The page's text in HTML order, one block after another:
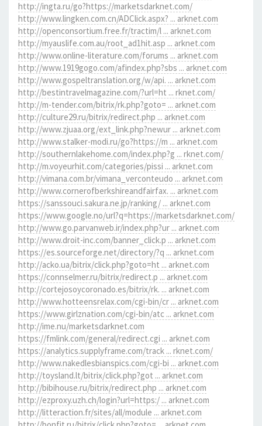
http://ingta.ru/go?https://marketsdarknet.com/
http://www.lingken.com.cn/ADClick.aspx? ... arknet.com
http://openconsortium.free.fr/tractim/l ... arknet.com
http://myauslife.com.au/root_ad1hit.asp ... arknet.com
http://www.online-literature.com/forums ... arknet.com
http://www.1919gogo.com/afindex.php?sbs ... arknet.com
http://www.gospeltranslation.org/w/api. ... arknet.com
http://bestintravelmagazine.com/?url=ht ... rknet.com/
http://m-tender.com/bitrix/rk.php?goto= ... arknet.com
http://culture29.ru/bitrix/redirect.php ... arknet.com
http://www.zjuaa.org/ext_link.php?newur ... arknet.com
http://www.stalker-modi.ru/go?https://m ... arknet.com
http://southernlakehome.com/index.php?g ... rknet.com/
http://m.voyeurhit.com/categories/pissi ... arknet.com
http://vimana.com.br/vimana_verconteudo ... arknet.com
http://www.cornerofberkshireandfairfax. ... arknet.com
https://sanssouci.sakura.ne.jp/ranking/ ... arknet.com
https://www.google.no/url?q=https://marketsdarknet.com/
http://www.go.parvanweb.ir/index.php?ur ... arknet.com
http://www.droit-inc.com/banner_click.p ... arknet.com
https://es.sourceforge.net/directory/?q ... arknet.com
http://acko.ua/bitrix/click.php?goto=ht ... arknet.com
https://connselmer.ru/bitrix/redirect.p ... arknet.com
http://cortejosoycoronado.es/bitrix/rk. ... arknet.com
http://www.hotteensrelax.com/cgi-bin/cr ... arknet.com
https://www.girlznation.com/cgi-bin/atc ... arknet.com
http://ime.nu/marketsdarknet.com
https://fmlink.com/general/redirect.cgi ... arknet.com
https://analytics.supplyframe.com/track ... rknet.com/
http://www.nakedlesbianspics.com/cgi-bi ... arknet.com
http://toysland.lt/bitrix/click.php?got ... arknet.com
http://bibihouse.ru/bitrix/redirect.php ... arknet.com
http://ezproxy.uzh.ch/login?url=https:/ ... arknet.com
http://litteraction.fr/sites/all/module ... arknet.com